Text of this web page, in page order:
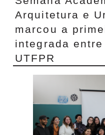
Arquitetura e
marcou a
integrada
UTFPR